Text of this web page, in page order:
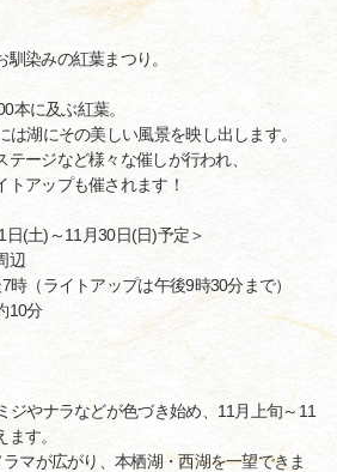
染みの紅葉まつり。
本に及ぶ紅葉。
は湖にその美しい風景を映し出します。
ージなど様々な催しが行われ、
アップも催されます！
(土)～11月30日(日)予定＞
辺
時（ライトアップは午後9時30分まで）
10分
ジやナラなどが色づき始め、11月上旬～11
す。
マが広がり、本栖湖・西湖を一望できま